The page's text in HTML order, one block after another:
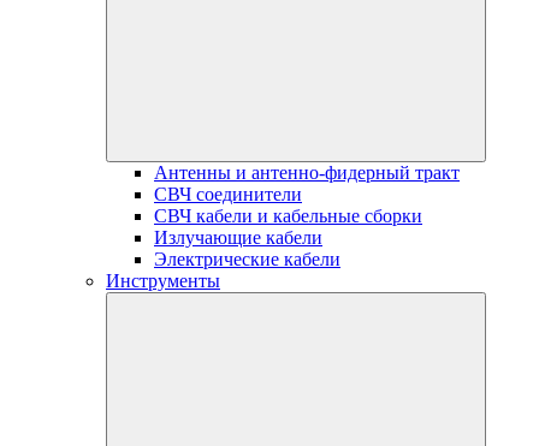
Антенны и антенно-фидерный тракт
СВЧ соединители
СВЧ кабели и кабельные сборки
Излучающие кабели
Электрические кабели
Инструменты